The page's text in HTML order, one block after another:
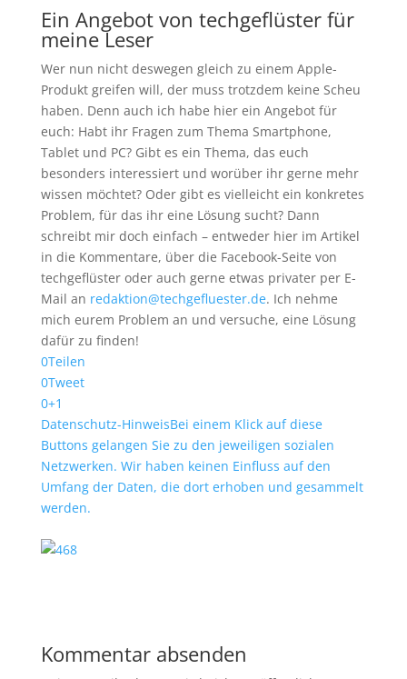
Ein Angebot von techgeflüster für
meine Leser
Wer nun nicht deswegen gleich zu einem Apple-
Produkt greifen will, der muss trotzdem keine Scheu
haben. Denn auch ich habe hier ein Angebot für
euch: Habt ihr Fragen zum Thema Smartphone,
Tablet und PC? Gibt es ein Thema, das euch
besonders interessiert und worüber ihr gerne mehr
wissen möchtet? Oder gibt es vielleicht ein konkretes
Problem, für das ihr eine Lösung sucht? Dann
schreibt mir doch einfach – entweder hier im Artikel
in die Kommentare, über die Facebook-Seite von
techgeflüster oder auch gerne etwas privater per E-
Mail an redaktion@techgefluester.de. Ich nehme
mich eurem Problem an und versuche, eine Lösung
dafür zu finden!
0Teilen
0Tweet
0+1
Datenschutz-HinweisBei einem Klick auf diese
Buttons gelangen Sie zu den jeweiligen sozialen
Netzwerken. Wir haben keinen Einfluss auf den
Umfang der Daten, die dort erhoben und gesammelt
werden.
Kommentar absenden